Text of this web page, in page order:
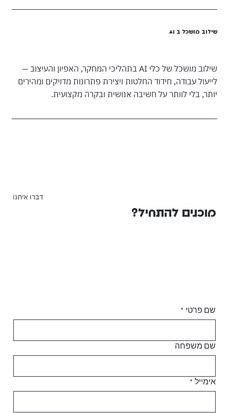
שילוב מושכל של כלי AI בתהליכי המחקר, האפיון והעיצוב —
לייעול עבודה, חידוד החלטות ויצירת פתרונות מדויקים ומהירים
יותר, בלי לוותר על חשיבה אנושית ובקרה מקצועית.
שילוב מושכל ב AI
דברו איתנו
שם פרטי *
שם משפחה
אימייל *
מוכנים להתחיל?